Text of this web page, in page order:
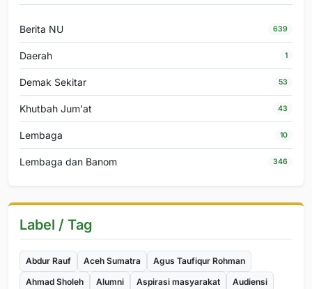
Berita NU 639
Daerah 1
Demak Sekitar 53
Khutbah Jum'at 43
Lembaga 10
Lembaga dan Banom 346
Label / Tag
Abdur Rauf Aceh Sumatra
Agus Taufiqur Rohman
Ahmad Sholeh
Alumni Aspirasi masyarakat
Audiensi